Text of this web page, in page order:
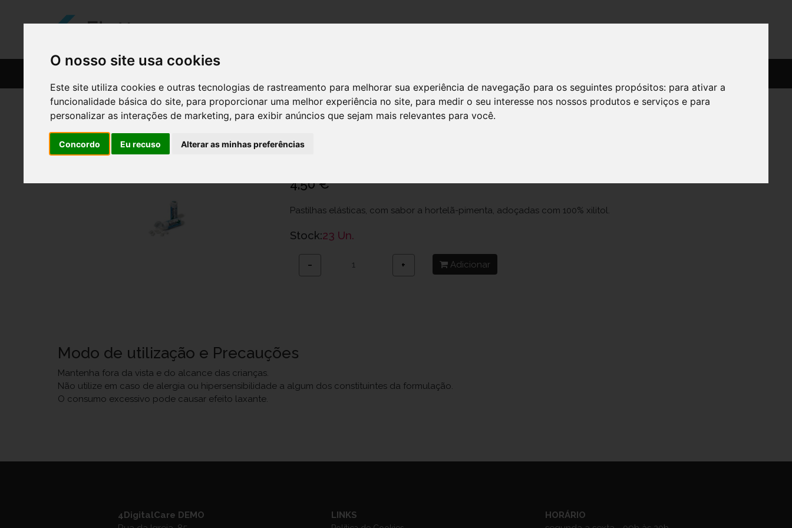
O nosso site usa cookies
Este site utiliza cookies e outras tecnologias de rastreamento para melhorar sua experiência de navegação para os seguintes propósitos: para ativar a
funcionalidade básica do site, para proporcionar uma melhor experiência no site, para medir o seu interesse nos nossos produtos e serviços e para
personalizar as interações de marketing, para exibir anúncios que sejam mais relevantes para você.
Concordo Eu recuso Alterar as minhas preferências
Miradent Xylitol Past Elast Hort/Pimentx30
Ref.: 6956839
4,50 €
Pastilhas elásticas, com sabor a hortelã-pimenta, adoçadas com 100% xilitol.
Stock:23 Un.
− + Adicionar
Modo de utilização e Precauções
Mantenha fora da vista e do alcance das crianças.
Não utilize em caso de alergia ou hipersensibilidade a algum dos constituintes da formulação.
O consumo excessivo pode causar efeito laxante.
4DigitalCare DEMO
LINKS
HORÁRIO